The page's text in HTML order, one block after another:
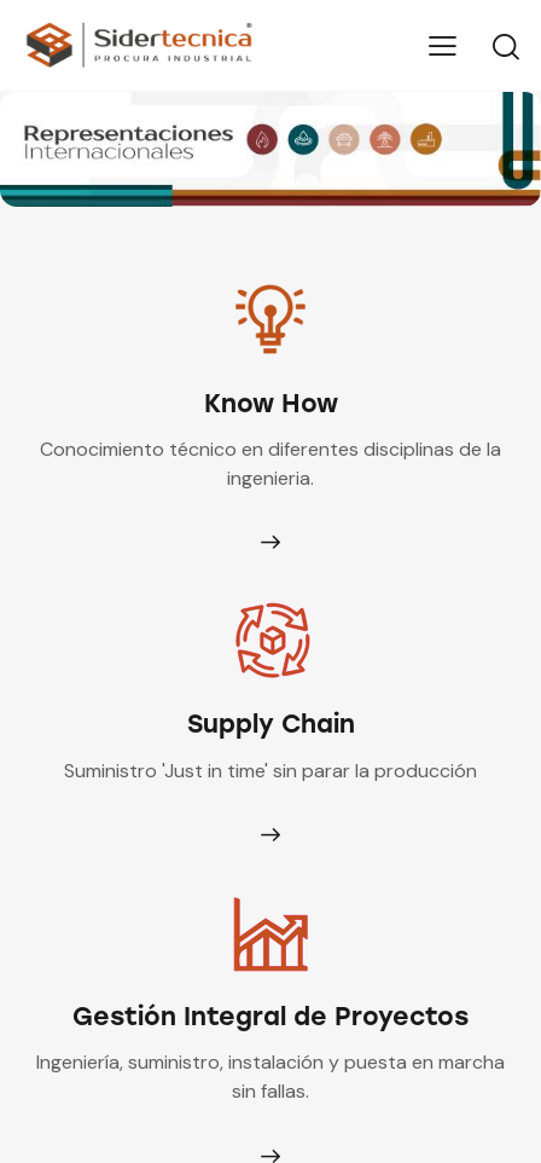
Know How
Conocimiento técnico en diferentes disciplinas de la
ingenieria.
Supply Chain
Suministro 'Just in time' sin parar la producción
Gestión Integral de Proyectos
Ingeniería, suministro, instalación y puesta en marcha
sin fallas.